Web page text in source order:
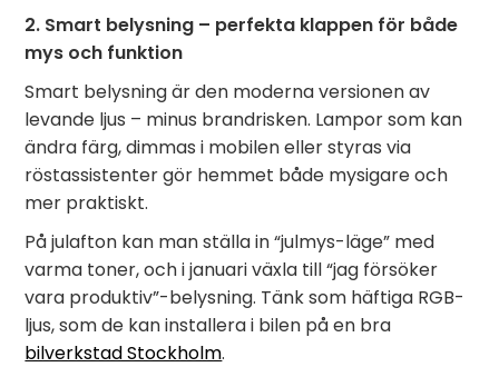
2. Smart belysning – perfekta klappen för både
mys och funktion
Smart belysning är den moderna versionen av
levande ljus – minus brandrisken. Lampor som kan
ändra färg, dimmas i mobilen eller styras via
röstassistenter gör hemmet både mysigare och
mer praktiskt.
På julafton kan man ställa in “julmys-läge” med
varma toner, och i januari växla till “jag försöker
vara produktiv”-belysning. Tänk som häftiga RGB-
ljus, som de kan installera i bilen på en bra
bilverkstad Stockholm.